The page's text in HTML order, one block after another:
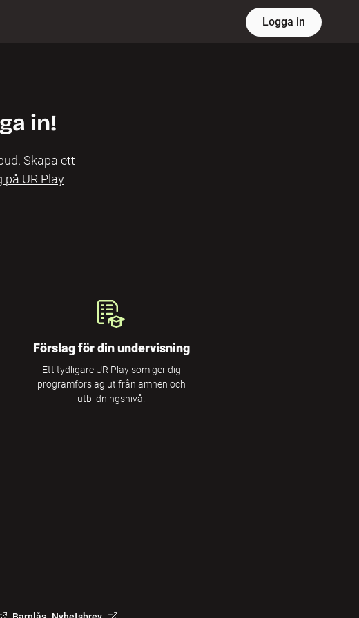
Logga in
in!
Skapa ett
UR Play
Förslag för din undervisning
Ett tydligare UR Play som ger dig
programförslag utifrån ämnen och
utbildningsnivå.